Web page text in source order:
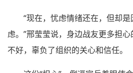
“现在，忧虑情绪还在，但却
虑。”邢莹莹说，身边战友更多担
不好，辜负了组织的关心和信任。